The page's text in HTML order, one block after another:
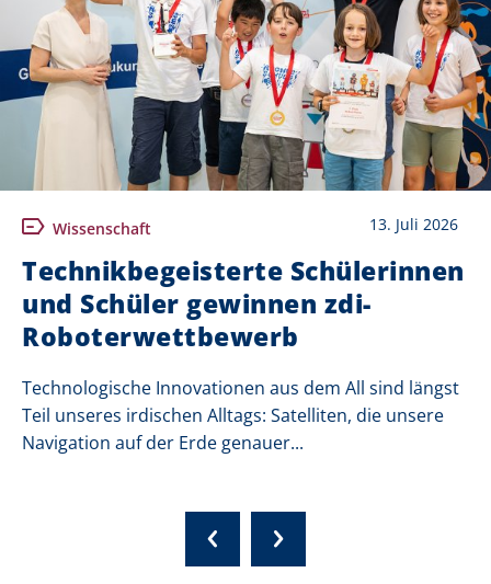
Wissenschaft 13. Juli 2026
Technikbegeisterte Schülerinnen
und Schüler gewinnen zdi-
Roboterwettbewerb
Technologische Innovationen aus dem All sind längst
Teil unseres irdischen Alltags: Satelliten, die unsere
Navigation auf der Erde genauer...